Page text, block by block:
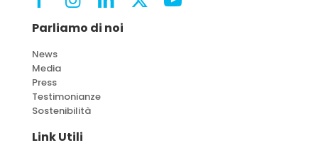
Parliamo di noi
News
Media
Press
Testimonianze
Sostenibilità
Link Utili